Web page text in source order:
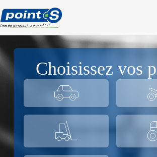
au
contenu
Choisissez vos